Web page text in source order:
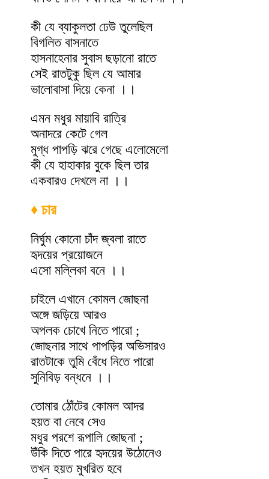
কী যে ব্যাকুলতা ঢেউ তুলেছিল
বিগলিত বাসনাতে
হাসনাহেনার সুবাস ছড়ানো রাতে
সেই রাতটুকু ছিল যে আমার
ভালোবাসা দিয়ে কেনা ।।
এমন মধুর মায়াবি রাত্রি
অনাদরে কেটে গেল
মুগ্ধ পাপড়ি ঝরে গেছে এলোমেলো
কী যে হাহাকার বুকে ছিল তার
একবারও দেখলে না ।।
♦ চার
নির্ঘুম কোনো চাঁদ জ্বলা রাতে
হৃদয়ের প্রয়োজনে
এসো মল্লিকা বনে ।।
চাইলে এখানে কোমল জোছনা
অঙ্গে জড়িয়ে আরও
অপলক চোখে নিতে পারো ;
জোছনার সাথে পাপড়ির অভিসারও
রাতটাকে তুমি বেঁধে নিতে পারো
সুনিবিড় বন্ধনে ।।
তোমার ঠোঁটের কোমল আদর
হয়ত বা নেবে সেও
মধুর পরশে রূপালি জোছনা ;
উঁকি দিতে পারে হৃদয়ের উঠোনেও
তখন হয়ত মুখরিত হবে